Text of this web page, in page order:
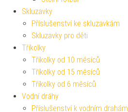
Skluzavky
Příslušenství ke skluzavkám
Skluzavky pro děti
Tříkolky
Tříkolky od 10 měsíců
Tříkolky od 15 měsíců
Tříkolky od 6 měsíců
Vodní dráhy
Příslušenství k vodním drahám